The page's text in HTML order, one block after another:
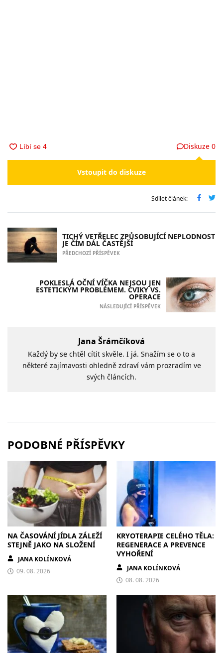
Diskuze 0
Vstoupit do diskuze
Sdílet článek:
TICHÝ VETŘELEC ZPŮSOBUJÍCÍ NEPLODNOST
JE ČÍM DÁL ČASTĚJŠÍ
PŘEDCHOZÍ PŘÍSPĚVEK
POKLESLÁ OČNÍ VÍČKA NEJSOU JEN
ESTETICKÝM PROBLÉMEM. CVIKY VS.
OPERACE
NÁSLEDUJÍCÍ PŘÍSPĚVEK
Jana Šrámčíková
Každý by se chtěl cítit skvěle. I já. Snažím se o to a
některé zajímavosti ohledně zdraví vám prozradím ve
svých článcích.
PODOBNÉ PŘÍSPĚVKY
NA ČASOVÁNÍ JÍDLA ZÁLEŽÍ
STEJNĚ JAKO NA SLOŽENÍ
JANA KOLÍNKOVÁ
09. 08. 2026
KRYOTERAPIE CELÉHO TĚLA:
REGENERACE A PREVENCE
VYHOŘENÍ
JANA KOLÍNKOVÁ
08. 08. 2026